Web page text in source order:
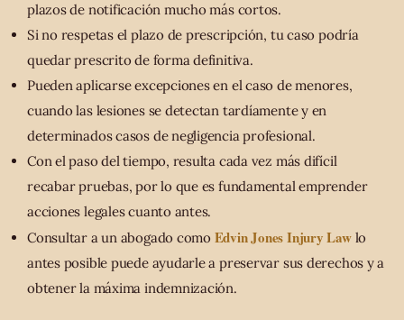
plazos de notificación mucho más cortos.
Si no respetas el plazo de prescripción, tu caso podría
quedar prescrito de forma definitiva.
Pueden aplicarse excepciones en el caso de menores,
cuando las lesiones se detectan tardíamente y en
determinados casos de negligencia profesional.
Con el paso del tiempo, resulta cada vez más difícil
recabar pruebas, por lo que es fundamental emprender
acciones legales cuanto antes.
Consultar a un abogado como Edvin Jones Injury Law lo
antes posible puede ayudarle a preservar sus derechos y a
obtener la máxima indemnización.